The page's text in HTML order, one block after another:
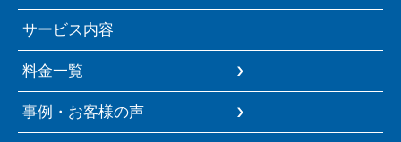
サービス内容
料金一覧
事例・お客様の声